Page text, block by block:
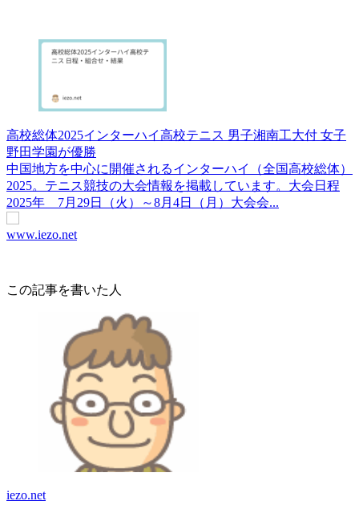
高校総体2025インターハイ高校テニス 男子湘南工大付 女子
野田学園が優勝
中国地方を中心に開催されるインターハイ（全国高校総体）
2025。テニス競技の大会情報を掲載しています。大会日程
2025年 7月29日（火）～8月4日（月）大会会...
www.iezo.net
この記事を書いた人
iezo.net